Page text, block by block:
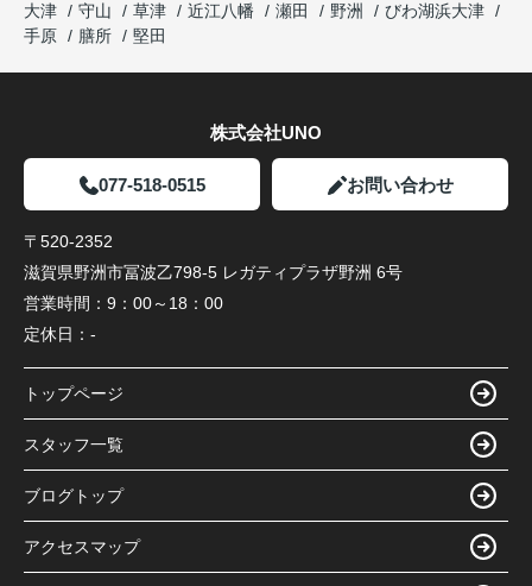
大津
守山 草津 近江八幡 瀬田 野洲
びわ湖浜大津
手原
膳所 堅田
株式会社UNO
077-518-0515 お問い合わせ
〒520-2352
滋賀県野洲市冨波乙798-5 レガティプラザ野洲 6号
営業時間： 9：00～18：00
定休日： -
トップページ
スタッフ一覧
ブログトップ
アクセスマップ